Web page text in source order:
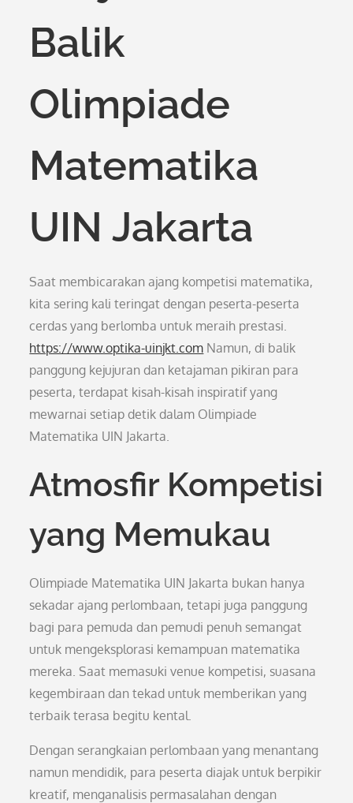
Balik
Olimpiade
Matematika
UIN Jakarta
Saat membicarakan ajang kompetisi matematika,
kita sering kali teringat dengan peserta-peserta
cerdas yang berlomba untuk meraih prestasi.
https://www.optika-uinjkt.com Namun, di balik
panggung kejujuran dan ketajaman pikiran para
peserta, terdapat kisah-kisah inspiratif yang
mewarnai setiap detik dalam Olimpiade
Matematika UIN Jakarta.
Atmosfir Kompetisi
yang Memukau
Olimpiade Matematika UIN Jakarta bukan hanya
sekadar ajang perlombaan, tetapi juga panggung
bagi para pemuda dan pemudi penuh semangat
untuk mengeksplorasi kemampuan matematika
mereka. Saat memasuki venue kompetisi, suasana
kegembiraan dan tekad untuk memberikan yang
terbaik terasa begitu kental.
Dengan serangkaian perlombaan yang menantang
namun mendidik, para peserta diajak untuk berpikir
kreatif, menganalisis permasalahan dengan